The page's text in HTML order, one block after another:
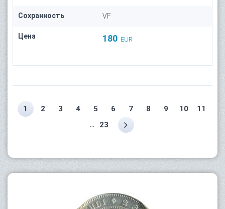
Сохранность VF
Цена 180 EUR
1 2 3 4 5 6 7 8 9 10 11
23